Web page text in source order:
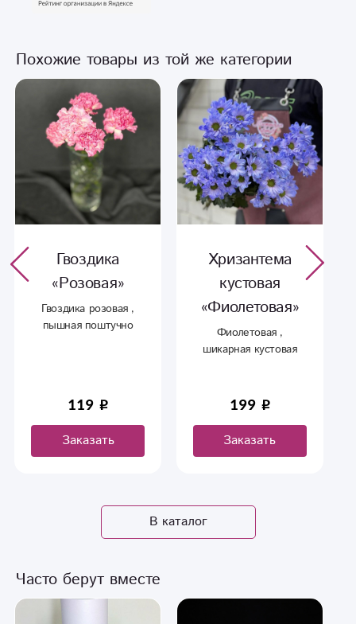
Похожие товары из той же категории
Гвоздика
«Розовая»
Гвоздика розовая ,
пышная поштучно
119
Заказать
Хризантема
кустовая
«Фиолетовая»
Фиолетовая ,
шикарная кустовая
199
Заказать
В каталог
Часто берут вместе